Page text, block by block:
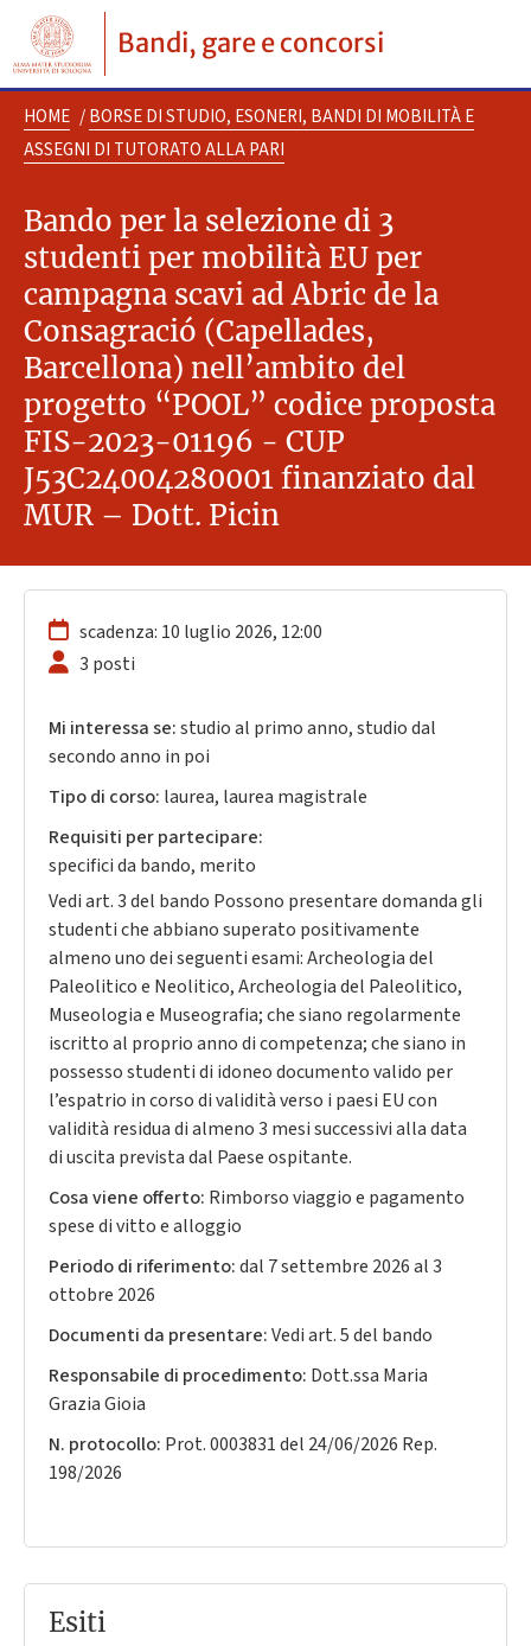
Bandi, gare e concorsi
HOME / BORSE DI STUDIO, ESONERI, BANDI DI MOBILITÀ E
ASSEGNI DI TUTORATO ALLA PARI
Bando per la selezione di 3
studenti per mobilità EU per
campagna scavi ad Abric de la
Consagració (Capellades,
Barcellona) nell’ambito del
progetto “POOL” codice proposta
FIS-2023-01196 - CUP
J53C24004280001 finanziato dal
MUR – Dott. Picin
scadenza: 10 luglio 2026, 12:00
3 posti
Mi interessa se:studio al primo anno, studio dal
secondo anno in poi
Tipo di corso: laurea, laurea magistrale
Requisiti per partecipare:
specifici da bando, merito
Vedi art. 3 del bando Possono presentare domanda gli
studenti che abbiano superato positivamente
almeno uno dei seguenti esami: Archeologia del
Paleolitico e Neolitico, Archeologia del Paleolitico,
Museologia e Museografia; che siano regolarmente
iscritto al proprio anno di competenza; che siano in
possesso studenti di idoneo documento valido per
l’espatrio in corso di validità verso i paesi EU con
validità residua di almeno 3 mesi successivi alla data
di uscita prevista dal Paese ospitante.
Cosa viene offerto: Rimborso viaggio e pagamento
spese di vitto e alloggio
Periodo di riferimento:dal 7 settembre 2026 al 3
ottobre 2026
Documenti da presentare:Vedi art. 5 del bando
Responsabile di procedimento: Dott.ssa Maria
Grazia Gioia
N. protocollo: Prot. 0003831 del 24/06/2026 Rep.
198/2026
Esiti